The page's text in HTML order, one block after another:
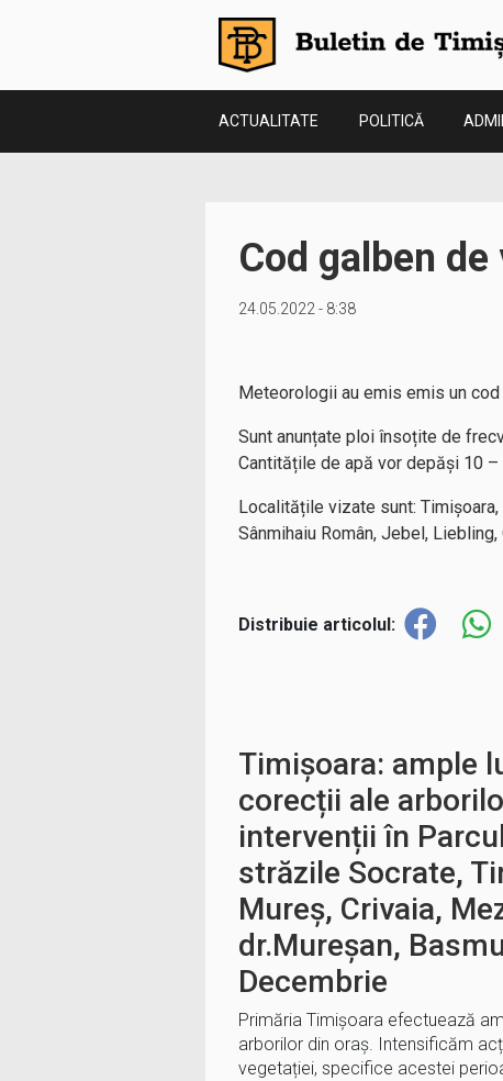
ACTUALITATE POLITICĂ
Cod galben
24.05.2022 - 8:38
Meteorologii au emis emis un
Sunt anunțate ploi însoțite de
Cantitățile de apă vor depăși 10
Localitățile vizate sunt:
Sânmihaiu Român, Jebel,
Distribuie articolul:
Timișoara: ample
corecții ale
intervenții în
străzile Socrate,
Mureș, Crivaia,
dr.Mureșan,
Decembrie
Primăria Timișoara efectuează
arborilor din oraș. Intensificăm
vegetației, specifice acestei